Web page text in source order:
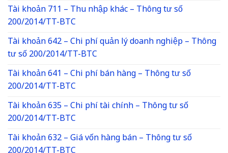
Tài khoản 711 – Thu nhập khác – Thông tư số
200/2014/TT-BTC
Tài khoản 642 – Chi phí quản lý doanh nghiệp – Thông
tư số 200/2014/TT-BTC
Tài khoản 641 – Chi phí bán hàng – Thông tư số
200/2014/TT-BTC
Tài khoản 635 – Chi phí tài chính – Thông tư số
200/2014/TT-BTC
Tài khoản 632 – Giá vốn hàng bán – Thông tư số